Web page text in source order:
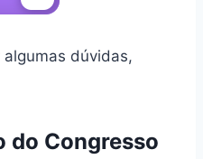
dúvidas,
do Congresso